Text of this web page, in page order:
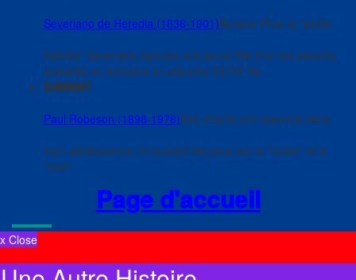
Severiano de Heredia (1836-1901)Bonjour Pour la "petite
histoire" Severiano épousa une jeune fille d'on les parents
possédé un domaine à Lafauche 52700 Sa
DAWANT
Paul Robeson (1898-1976)Ses chants ont raisonné dans
mon adolescence, m'ouvrant les yeux sur le "Juste" et le
"vrai".
Page d'accueil
x Close